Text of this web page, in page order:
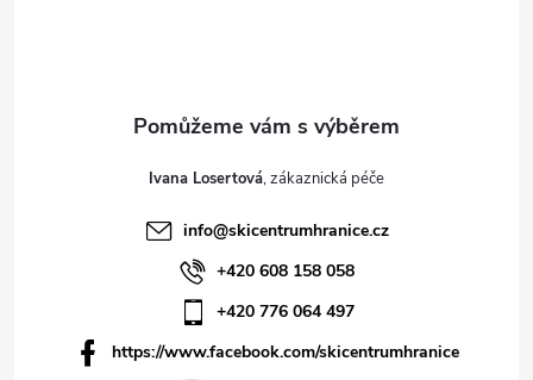
Ivana Losertová
info@skicentrumhranice.cz
+420 608 158 058
+420 776 064 497
https://www.facebook.com/skicentrumhranice